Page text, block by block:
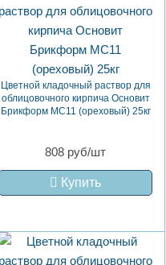
Цветной кладочный раствор для
облицовочного кирпича Основит
Брикформ MC11 (ореховый) 25кг
808 руб/шт
Купить